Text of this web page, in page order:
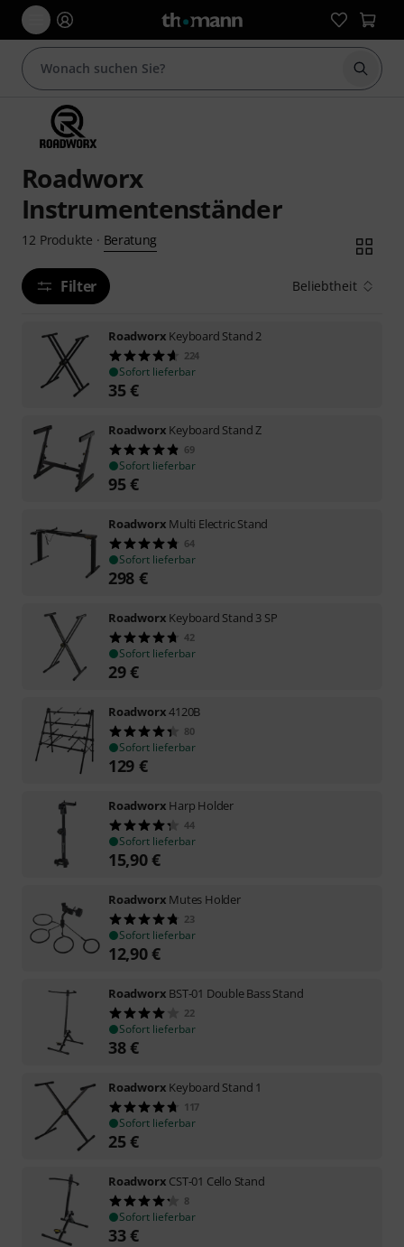
Suche
Roadworx
Instrumentenständer
12 Produkte · Beratung
Filter Beliebtheit
Roadworx Keyboard Stand 2
224
Sofort lieferbar
35€
Roadworx Keyboard Stand Z
69
Sofort lieferbar
95€
Roadworx Multi Electric Stand
64
Sofort lieferbar
298 €
Roadworx Keyboard Stand 3 SP
42
Sofort lieferbar
29€
Roadworx4120B
80
Sofort lieferbar
129 €
Roadworx Harp Holder
44
Sofort lieferbar
15,90€
Roadworx Mutes Holder
23
Sofort lieferbar
12,90€
Roadworx BST-01 Double Bass Stand
22
Sofort lieferbar
38€
Roadworx Keyboard Stand 1
117
Sofort lieferbar
25€
Roadworx CST-01 Cello Stand
8
Sofort lieferbar
33€